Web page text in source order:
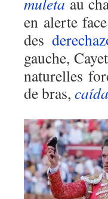
en alerte
des
gauche,
naturelles
de bras, caída